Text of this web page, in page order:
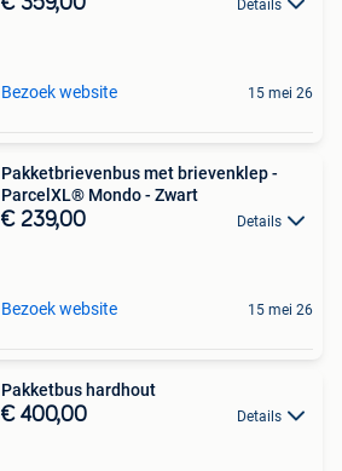
Details
Bezoek website 15 mei 26
Pakketbrievenbus met brievenklep -
ParcelXL® Mondo - Zwart
€ 239,00 Details
Bezoek website 15 mei 26
Pakketbus hardhout
€ 400,00 Details